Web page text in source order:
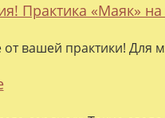
Практика «Маяк»
от вашей практики!